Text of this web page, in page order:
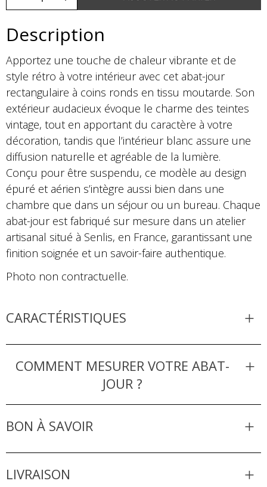
Description
Apportez une touche de chaleur vibrante et de
style rétro à votre intérieur avec cet abat-jour
rectangulaire à coins ronds en tissu moutarde. Son
extérieur audacieux évoque le charme des teintes
vintage, tout en apportant du caractère à votre
décoration, tandis que l’intérieur blanc assure une
diffusion naturelle et agréable de la lumière.
Conçu pour être suspendu, ce modèle au design
épuré et aérien s’intègre aussi bien dans une
chambre que dans un séjour ou un bureau. Chaque
abat-jour est fabriqué sur mesure dans un atelier
artisanal situé à Senlis, en France, garantissant une
finition soignée et un savoir-faire authentique.
Photo non contractuelle.
CARACTÉRISTIQUES
COMMENT MESURER VOTRE ABAT-
JOUR ?
BON À SAVOIR
LIVRAISON